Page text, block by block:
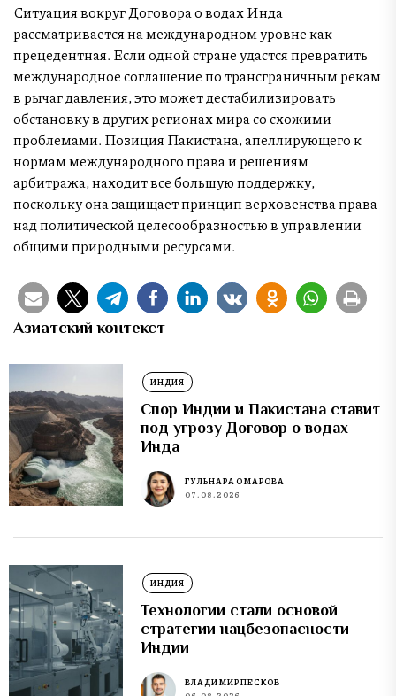
Ситуация вокруг Договора о водах Инда
рассматривается на международном уровне как
прецедентная. Если одной стране удастся превратить
международное соглашение по трансграничным рекам
в рычаг давления, это может дестабилизировать
обстановку в других регионах мира со схожими
проблемами. Позиция Пакистана, апеллирующего к
нормам международного права и решениям
арбитража, находит все большую поддержку,
поскольку она защищает принцип верховенства права
над политической целесообразностью в управлении
общими природными ресурсами.
Азиатский контекст
ИНДИЯ
Спор Индии и Пакистана ставит
под угрозу Договор о водах
Инда
ГУЛЬНАРА ОМАРОВА
07.08.2026
ИНДИЯ
Технологии стали основой
стратегии нацбезопасности
Индии
ВЛАДИМИР ПЕСКОВ